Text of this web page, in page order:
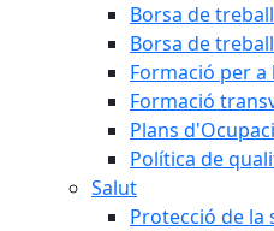
Borsa de
Borsa de
Formació per a
Formació
Plans
Política de
Salut
Protecció de la